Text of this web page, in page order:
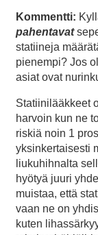
Kommentti:
pahentavat
statiineja
pienempi? Jos
asiat ovat
Statiinilääkkeet
harvoin kun ne
riskiä noin 1
yksinkertaisesti
liukuhihnalta
hyötyä juuri
muistaa, että
vaan ne on
kuten